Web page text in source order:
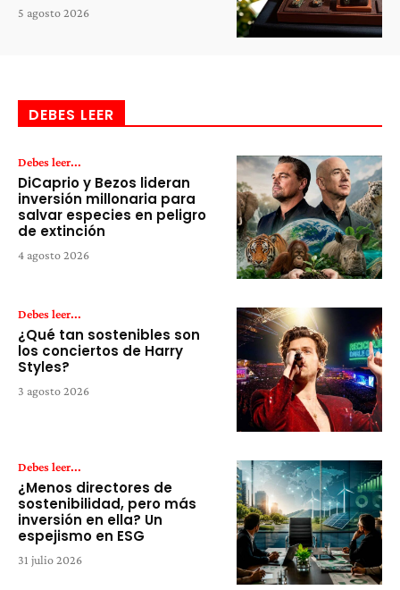
5 agosto 2026
DEBES LEER
Debes leer...
DiCaprio y Bezos lideran
inversión millonaria para
salvar especies en peligro
de extinción
4 agosto 2026
Debes leer...
¿Qué tan sostenibles son
los conciertos de Harry
Styles?
3 agosto 2026
Debes leer...
¿Menos directores de
sostenibilidad, pero más
inversión en ella? Un
espejismo en ESG
31 julio 2026